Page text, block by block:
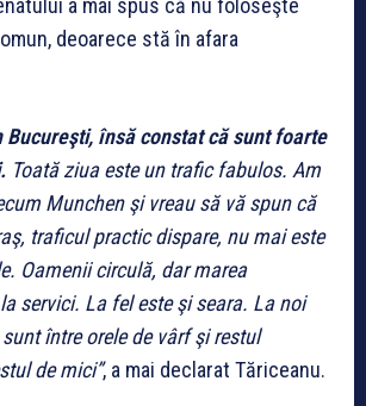
a mai spus că nu foloseşte
deoarece stă în afara
Bucureşti, însă constat că sunt foarte
Toată ziua este un trafic fabulos. Am
Munchen şi vreau să vă spun că
traficul practic dispare, nu mai este
Oamenii circulă, dar marea
servici. La fel este şi seara. La noi
între orele de vârf şi restul
de mici”, a mai declarat Tăriceanu.